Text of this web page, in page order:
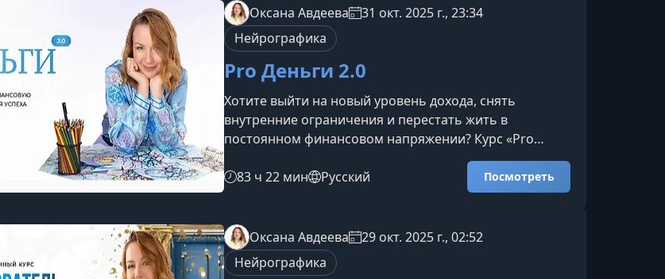
вебинарЭтот формат будет особенно полезен, если вы
ощущаете внутренний отклик к переменам, но
сталкиваетесь с сопротивлением, нехваткой э
Оксана Авдеева
31 окт. 2025 г., 23:34
Нейрографика
Pro Деньги 2.0
Хотите выйти на новый уровень дохода, снять
внутренние ограничения и перестать жить в
постоянном финансовом напряжении? Курс «Pro
Деньги 2.0» помогает переосмыслить отношение к
деньгам, изменить ограничивающие сценарии и
выстроить устойчивое движение к росту дохода.О чем
замкнутого круга: нехватка средств, тревога за
будущее, повторяющиеся долги, быстрый расход
денег и отсутствие ощущения стабил
83 ч 22 мин Русский Посмотреть
Оксана Авдеева
29 окт. 2025 г., 02:52
Нейрографика